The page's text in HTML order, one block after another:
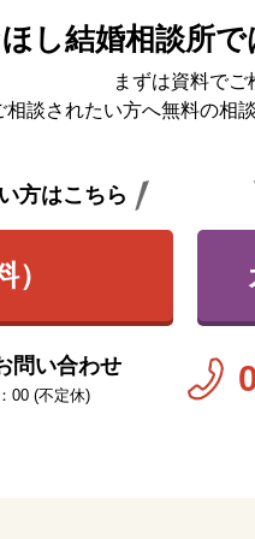
し結婚相談所で
まずは資料で
相談されたい方へ無料の相
方はこちら
問い合わせ
00 (不定休)